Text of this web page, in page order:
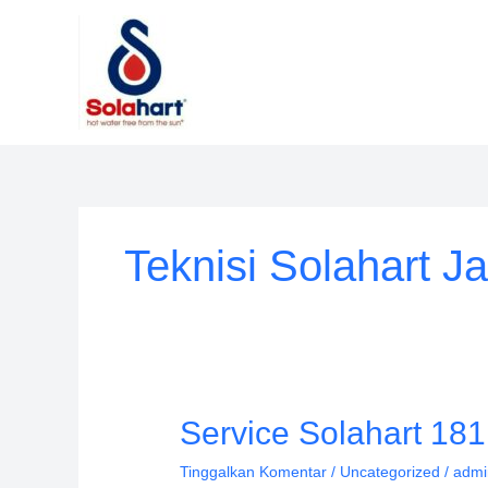
Teknisi Solahart
Service Solahart
Tinggalkan Komentar / Uncategorized /
Service
181